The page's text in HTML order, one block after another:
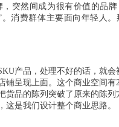
突然间成为很有价值的品
消费群体主要面向年轻人
产品，处理不好的话，就
铺呈现上面。这个商业空间
货品的陈列突破了原来的陈
是我们设计整个商业思路。